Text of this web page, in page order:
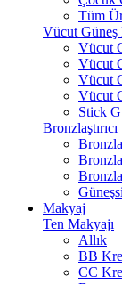
Tüm
Vücut Güneş
Vücut
Vücut
Vücut
Vücut
Stick
Bronzlaştırıcı
Makyaj
Ten Makyajı
Allık
BB
CC